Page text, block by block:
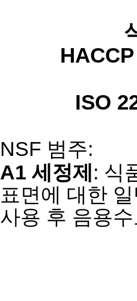
ISO
NSF 범주:
A1 세정제 : 식
표면에 대한
사용 후 음용